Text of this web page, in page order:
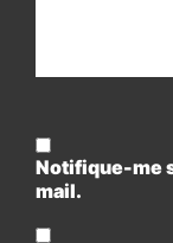
Notifique-me
mail.